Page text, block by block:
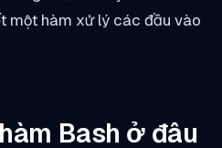
một hàm xử lý các đầu vào
Bash ở đâu